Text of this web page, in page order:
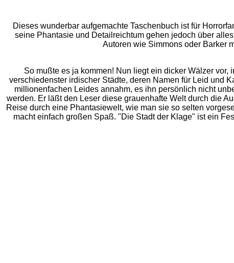
Dieses wunderbar aufgemachte Taschenbuch ist für
seine Phantasie und Detailreichtum gehen jedoch über
Autoren wie Simmons oder Barker
So mußte es ja kommen! Nun liegt ein dicker Wälzer
verschiedenster irdischer Städte, deren Namen für Leid und
millionenfachen Leides annahm, es ihn persönlich nicht
werden. Er läßt den Leser diese grauenhafte Welt durch die
Reise durch eine Phantasiewelt, wie man sie so selten
macht einfach großen Spaß. "Die Stadt der Klage" ist ein